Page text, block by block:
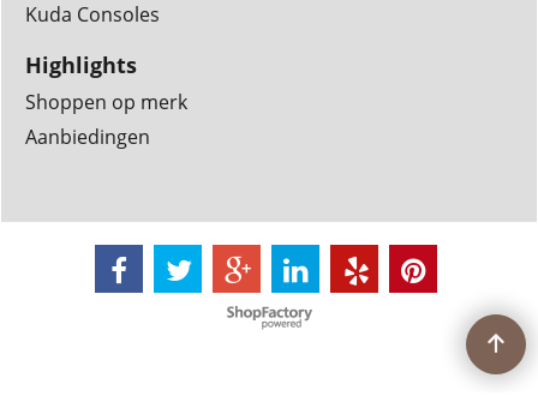
Kuda Consoles
Highlights
Shoppen op merk
Aanbiedingen
Webwinkel gemaakt met
ShopFactory webwinkel